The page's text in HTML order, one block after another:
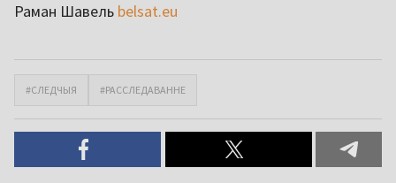
Раман Шавель belsat.eu
#СЛЕДЧЫЯ #РАССЛЕДАВАННЕ